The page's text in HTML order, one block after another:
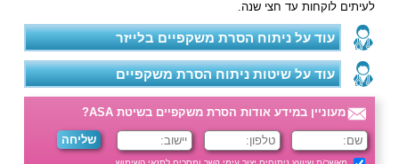
לעיתים לוקחות עד חצי שנה.
עוד על ניתוח הסרת משקפיים בלייזר
עוד על שיטות ניתוח הסרת משקפיים
מעוניין במידע אודות הסרת משקפיים בשיטת ASA?